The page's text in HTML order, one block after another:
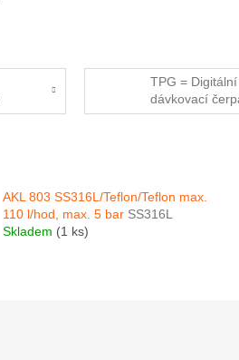
TPG = Digitální
dávkovací
AKL 803 SS316L/Teflon/Teflon max.
110 l/hod, max. 5 bar SS316L
Skladem (1 ks)